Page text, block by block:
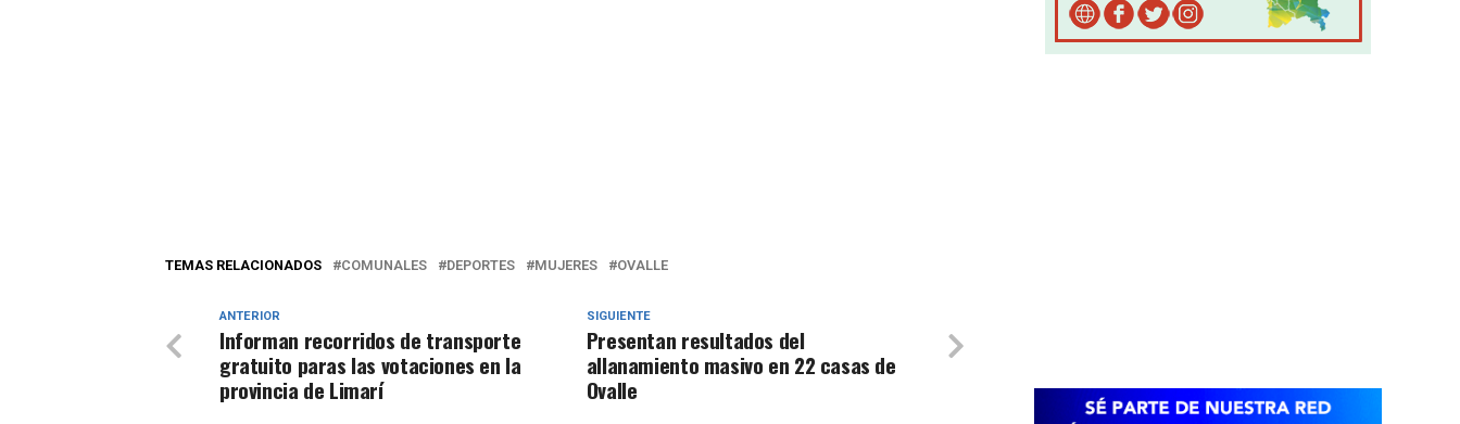
TEMAS RELACIONADOS COMUNALES DEPORTES MUJERES OVALLE
SIGUIENTE
Presentan resultados del
allanamiento masivo en 22 casas de
Ovalle
ANTERIOR
Informan recorridos de transporte
gratuito paras las votaciones en la
provincia de Limarí